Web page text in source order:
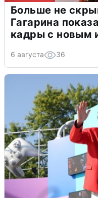
Больше не
Гагарина
кадры с новым
6 августа 36